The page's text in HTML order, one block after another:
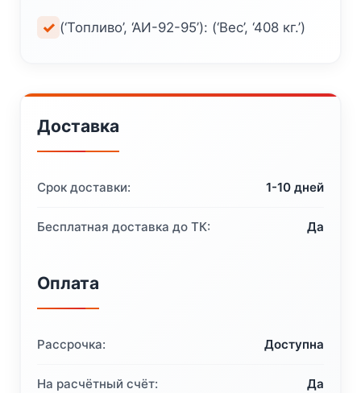
(‘Топливо’, ‘АИ-92-95’): (‘Вес’, ‘408 кг.’)
Доставка
Срок доставки: 1-10 дней
Бесплатная доставка до ТК: Да
Оплата
Рассрочка: Доступна
На расчётный счёт: Да